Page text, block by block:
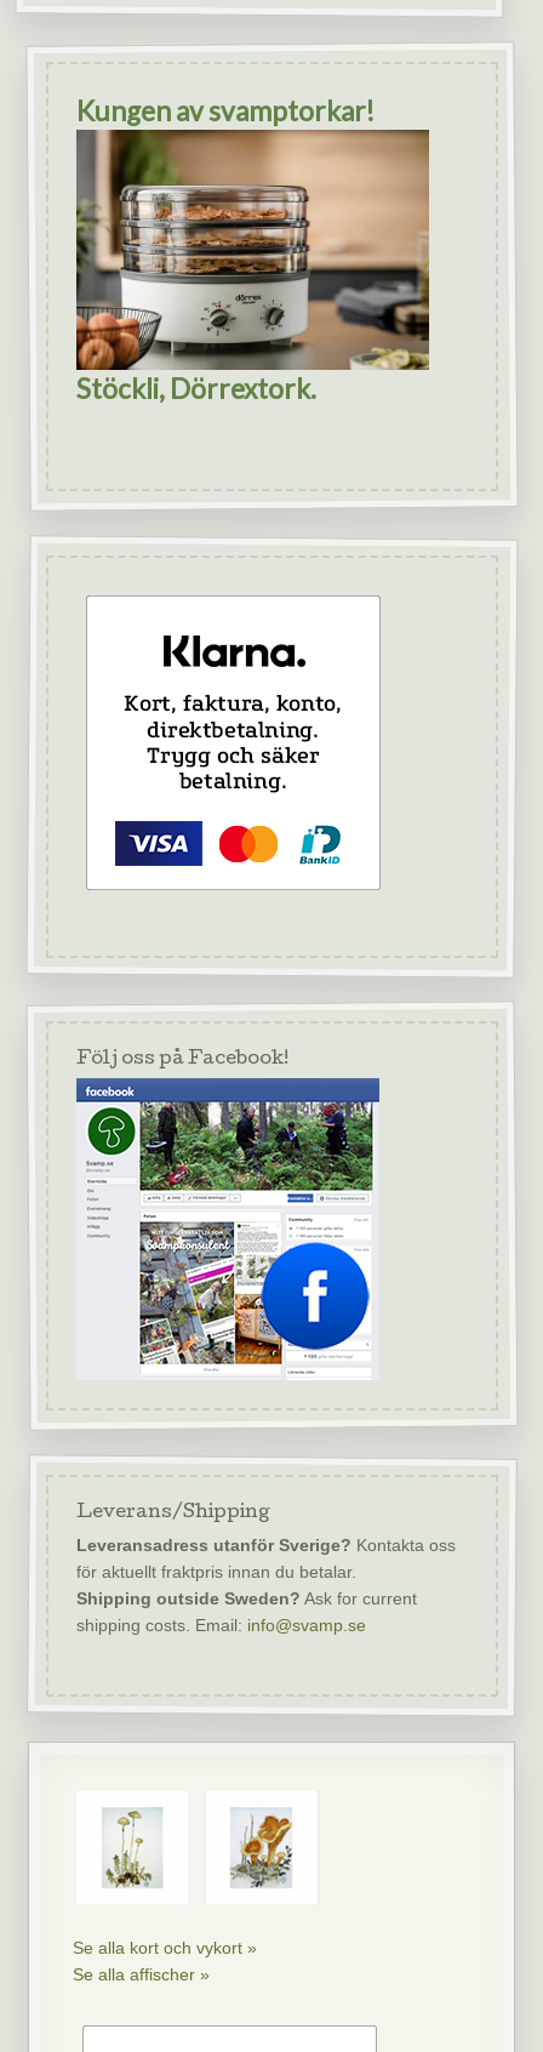
Kungen av svamptorkar!
Stöckli, Dörrextork.
Följ oss på Facebook!
Leverans/Shipping
Leveransadress utanför Sverige? Kontakta oss
för aktuellt fraktpris innan du betalar.
Shipping outside Sweden? Ask for current
shipping costs. Email: info@svamp.se
Se alla kort och vykort »
Se alla affischer »